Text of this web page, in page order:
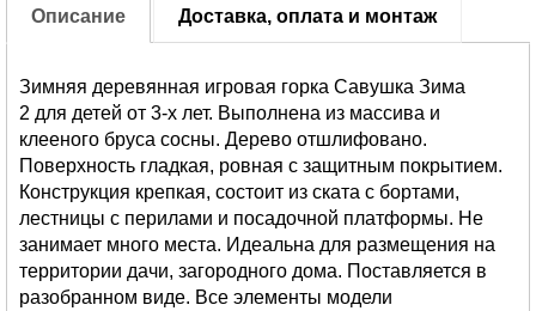
Описание Доставка, оплата и монтаж
Зимняя деревянная игровая горка Савушка Зима
2 для детей от 3-х лет. Выполнена из массива и
клееного бруса сосны. Дерево отшлифовано.
Поверхность гладкая, ровная с защитным покрытием.
Конструкция крепкая, состоит из ската с бортами,
лестницы с перилами и посадочной платформы. Не
занимает много места. Идеальна для размещения на
территории дачи, загородного дома. Поставляется в
разобранном виде. Все элементы модели